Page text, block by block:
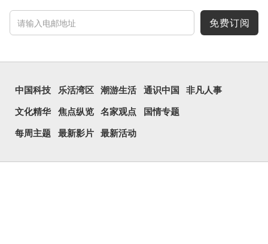
免费订阅
中国科技 乐活湾区 潮游生活 通识中国 非凡人事
文化精华 焦点纵览 名家观点 国情专题
每周主题 最新影片 最新活动